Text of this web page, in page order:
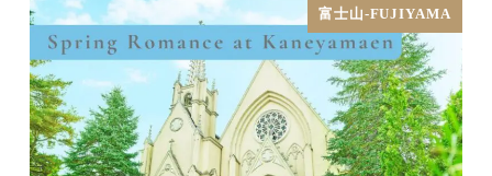
富士山-FUJIYAMA